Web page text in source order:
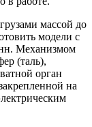
массой до
модели с
Механизмом
(таль),
орган
на